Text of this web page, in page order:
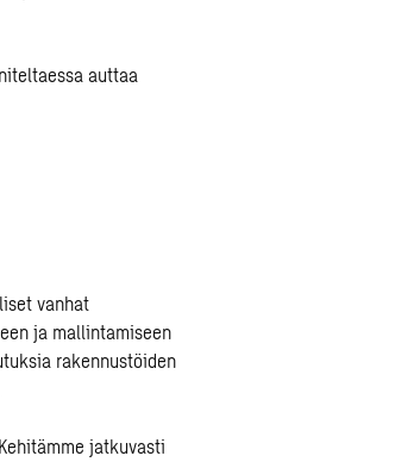
auttaa
vanhat
ja mallintamiseen
rakennustöiden
jatkuvasti